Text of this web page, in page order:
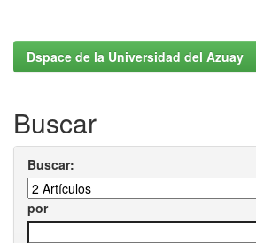
Dspace de la Universidad del Azuay
Buscar
Buscar:
por